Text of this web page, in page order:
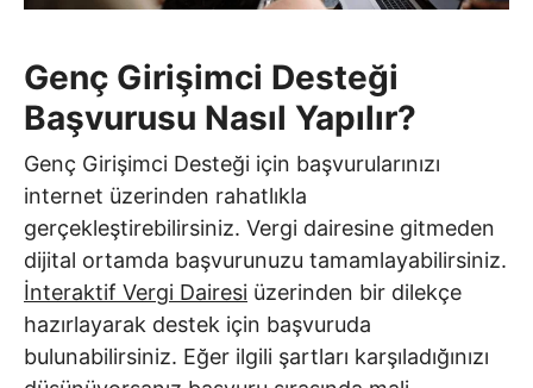
Genç Girişimci Desteği
Başvurusu Nasıl Yapılır?
Genç Girişimci Desteği için başvurularınızı
internet üzerinden rahatlıkla
gerçekleştirebilirsiniz. Vergi dairesine gitmeden
dijital ortamda başvurunuzu tamamlayabilirsiniz.
İnteraktif Vergi Dairesi üzerinden bir dilekçe
hazırlayarak destek için başvuruda
bulunabilirsiniz. Eğer ilgili şartları karşıladığınızı